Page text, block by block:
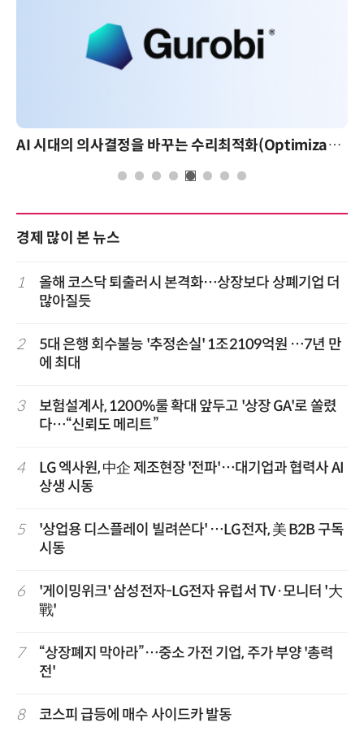
AI 시대의 의사결정을 바꾸는 수리최적화(Optimization): 실제 산업 적용 사례와 활용 전략
경제 많이 본 뉴스
1
올해 코스닥 퇴출러시 본격화…상장보다 상폐기업 더
많아질듯
2
5대 은행 회수불능 '추정손실' 1조2109억원 …7년 만
에 최대
3
보험설계사, 1200%룰 확대 앞두고 '상장 GA'로 쏠렸
다…“신뢰도 메리트”
4
LG 엑사원, 中企 제조현장 '전파'…대기업과 협력사 AI
상생 시동
5
'상업용 디스플레이 빌려쓴다' …LG전자, 美 B2B 구독
시동
6
'게이밍위크' 삼성전자-LG전자 유럽서 TV·모니터 '大
戰'
7
“상장폐지 막아라”…중소 가전 기업, 주가 부양 '총력
전'
8 코스피 급등에 매수 사이드카 발동